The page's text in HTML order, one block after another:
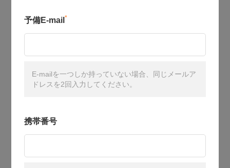
予備E-mail *
E-mailを一つしか持っていない場合、同じメールア
ドレスを2回入力してください。
携帯番号